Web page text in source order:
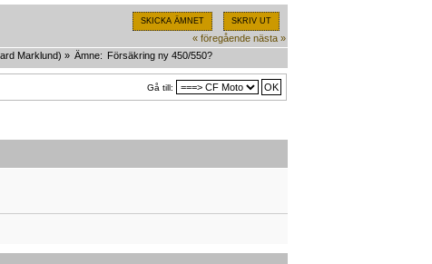
SKICKA ÄMNET SKRIV UT
« föregående nästa »
Marklund) » Ämne: Försäkring ny 450/550?
Gå till: